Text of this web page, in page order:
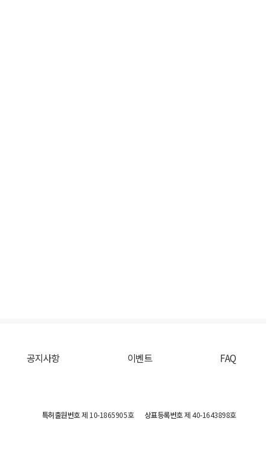
공지사항 이벤트 FAQ
특허출원번호제 10-1865905호 상표등록번호제 40-1643898호